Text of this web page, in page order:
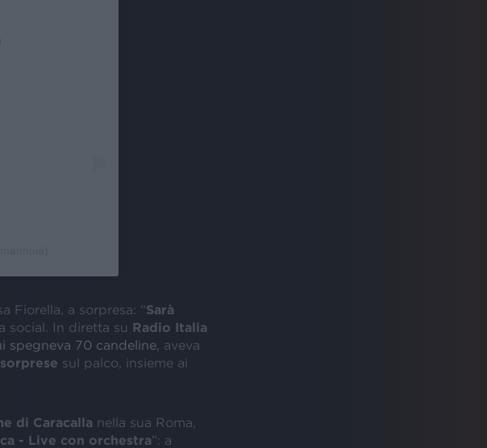
Fiorella, a sorpresa: “Sarà
social. In diretta su Radio Italia
spegneva 70 candeline, aveva
sul palco, insieme ai
di Caracalla nella sua Roma,
- Live con orchestra”: a